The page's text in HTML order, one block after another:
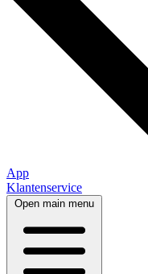
App
Klantenservice
Open main menu